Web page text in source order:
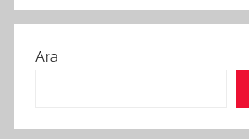
Ara